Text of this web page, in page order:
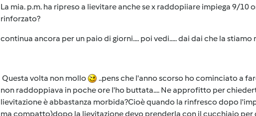
La mia. p.m. ha ripreso a lievitare anche se x raddopiiare impiega 9/
rinforzato?
continua ancora per un paio di giorni.... poi vedi..... dai dai che la stiamo
Questa volta non mollo
..pens che l'anno scorso ho cominciato a
non raddoppiava in poche ore l'ho buttata.... Ne approfitto per
lievitazione è abbastanza morbida?Cioè quando la rinfresco dopo
ma compatto)dopo la lievitazione devo prenderla con il cucchiaio per